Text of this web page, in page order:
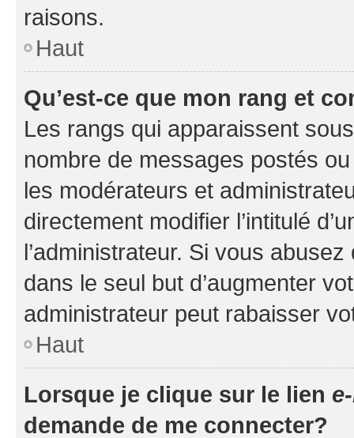
raisons.
Haut
Qu’est-ce que mon rang et
Les rangs qui apparaissent
nombre de messages postés
les modérateurs et
directement modifier l’intitulé
l’administrateur. Si vous
dans le seul but d’augmenter
administrateur peut rabaisser
Haut
Lorsque je clique sur le lien
demande de me connecter?